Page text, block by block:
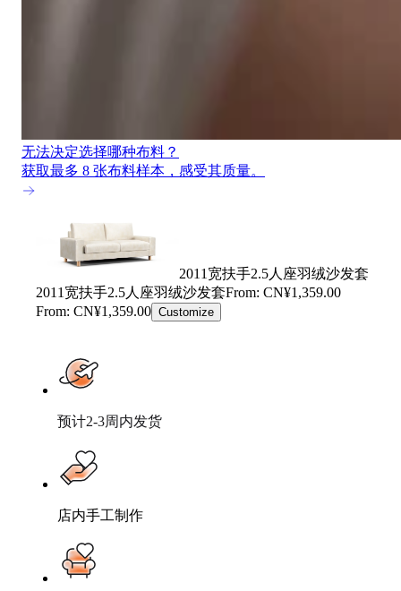
无法决定选择哪种布料？
获取最多 8 张布料样本，感受其质量。
2011宽扶手2.5人座羽绒沙发套
2011宽扶手2.5人座羽绒沙发套From: CN¥1,359.00
From: CN¥1,359.00 Customize
预计2-3周内发货
店内手工制作